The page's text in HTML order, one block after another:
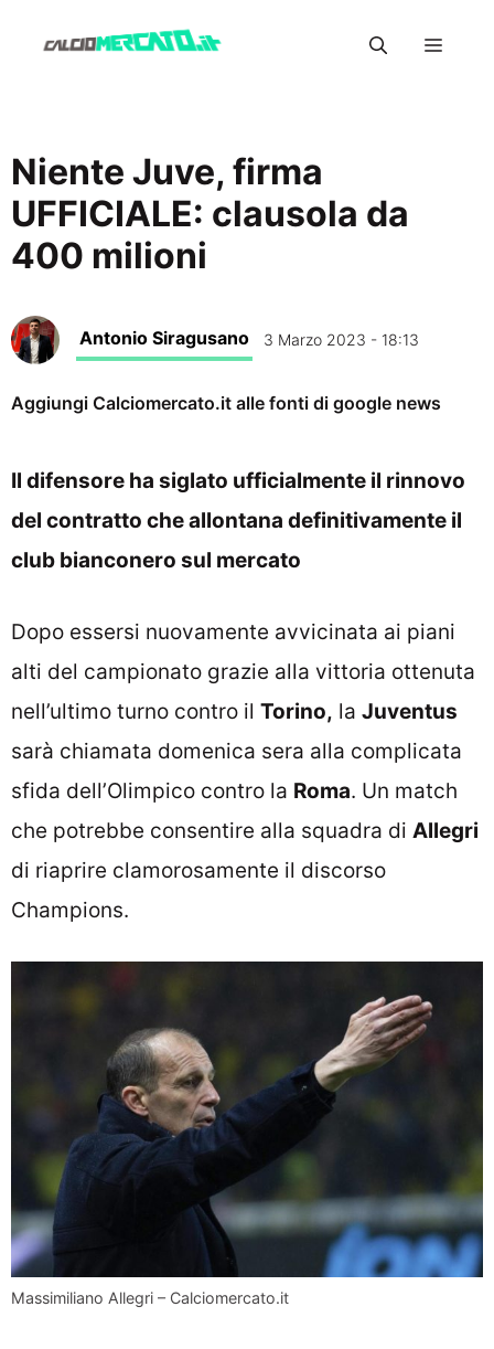
Menu
Niente Juve, firma
UFFICIALE: clausola da
400 milioni
Antonio Siragusano 3 Marzo 2023 - 18:13
Aggiungi Calciomercato.it alle fonti di google news
Il difensore ha siglato ufficialmente il rinnovo
del contratto che allontana definitivamente il
club bianconero sul mercato
Dopo essersi nuovamente avvicinata ai piani
alti del campionato grazie alla vittoria ottenuta
nell’ultimo turno contro il Torino, la Juventus
sarà chiamata domenica sera alla complicata
sfida dell’Olimpico contro la Roma. Un match
che potrebbe consentire alla squadra di Allegri
di riaprire clamorosamente il discorso
Champions.
Massimiliano Allegri – Calciomercato.it